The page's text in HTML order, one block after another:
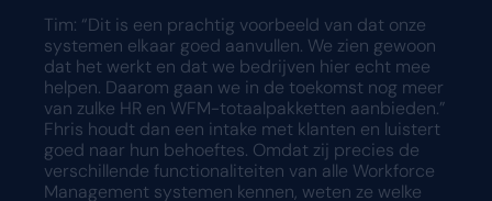
Tim: “Dit is een prachtig voorbeeld van dat onze
systemen elkaar goed aanvullen. We zien gewoon
dat het werkt en dat we bedrijven hier echt mee
helpen. Daarom gaan we in de toekomst nog meer
van zulke HR en WFM-totaalpakketten aanbieden.”
Fhris houdt dan een intake met klanten en luistert
goed naar hun behoeftes. Omdat zij precies de
verschillende functionaliteiten van alle Workforce
Management systemen kennen, weten ze welke